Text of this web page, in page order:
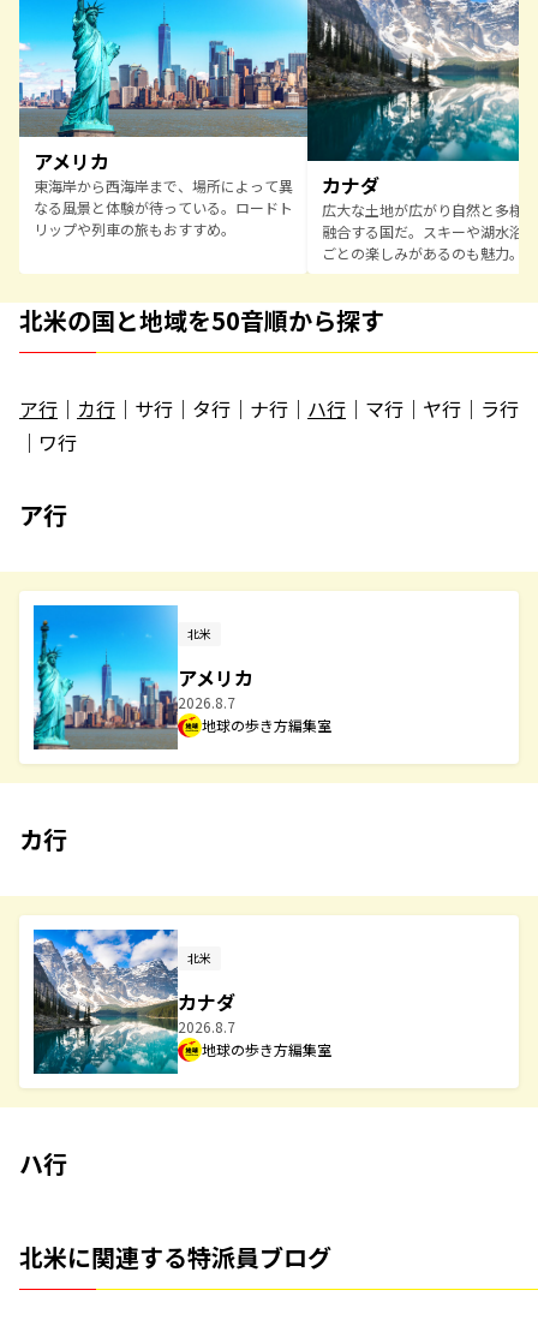
アメリカ
東海岸から西海岸まで、場所によって異
なる風景と体験が待っている。ロードト
リップや列車の旅もおすすめ。
カナダ
広大な土地が広がり自然と多様
融合する国だ。スキーや湖水浴
ごとの楽しみがあるのも魅力。
北米の国と地域を50音順から探す
ア行 ｜ カ行 ｜サ行｜タ行｜ナ行｜ ハ行 ｜マ行｜ヤ行｜ラ行
｜ワ行
ア行
北米
アメリカ
2026.8.7
地球の歩き方編集室
カ行
北米
カナダ
2026.8.7
地球の歩き方編集室
ハ行
北米に関連する特派員ブログ